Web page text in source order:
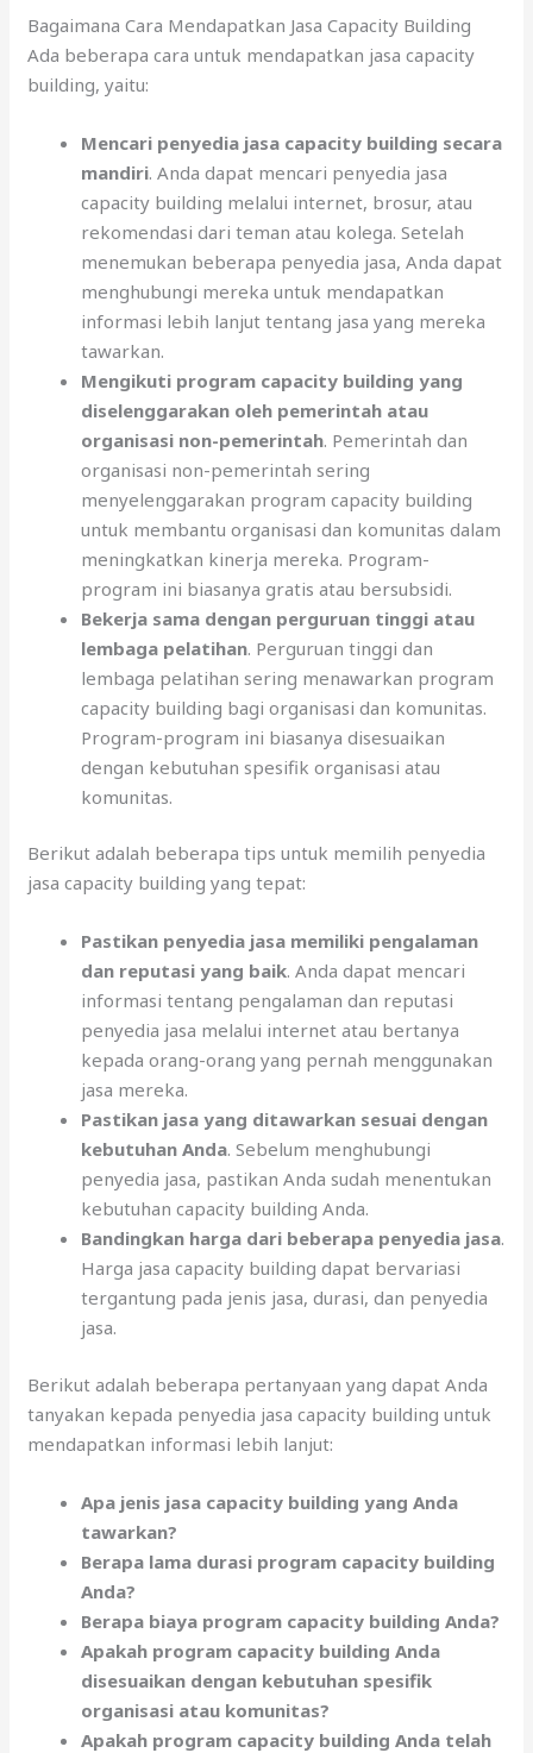
Bagaimana Cara Mendapatkan Jasa Capacity Building
Ada beberapa cara untuk mendapatkan jasa capacity
building, yaitu:
Mencari penyedia jasa capacity building secara
mandiri. Anda dapat mencari penyedia jasa
capacity building melalui internet, brosur, atau
rekomendasi dari teman atau kolega. Setelah
menemukan beberapa penyedia jasa, Anda dapat
menghubungi mereka untuk mendapatkan
informasi lebih lanjut tentang jasa yang mereka
tawarkan.
Mengikuti program capacity building yang
diselenggarakan oleh pemerintah atau
organisasi non-pemerintah. Pemerintah dan
organisasi non-pemerintah sering
menyelenggarakan program capacity building
untuk membantu organisasi dan komunitas dalam
meningkatkan kinerja mereka. Program-
program ini biasanya gratis atau bersubsidi.
Bekerja sama dengan perguruan tinggi atau
lembaga pelatihan. Perguruan tinggi dan
lembaga pelatihan sering menawarkan program
capacity building bagi organisasi dan komunitas.
Program-program ini biasanya disesuaikan
dengan kebutuhan spesifik organisasi atau
komunitas.
Berikut adalah beberapa tips untuk memilih penyedia
jasa capacity building yang tepat:
Pastikan penyedia jasa memiliki pengalaman
dan reputasi yang baik. Anda dapat mencari
informasi tentang pengalaman dan reputasi
penyedia jasa melalui internet atau bertanya
kepada orang-orang yang pernah menggunakan
jasa mereka.
Pastikan jasa yang ditawarkan sesuai dengan
kebutuhan Anda. Sebelum menghubungi
penyedia jasa, pastikan Anda sudah menentukan
kebutuhan capacity building Anda.
Bandingkan harga dari beberapa penyedia jasa.
Harga jasa capacity building dapat bervariasi
tergantung pada jenis jasa, durasi, dan penyedia
jasa.
Berikut adalah beberapa pertanyaan yang dapat Anda
tanyakan kepada penyedia jasa capacity building untuk
mendapatkan informasi lebih lanjut:
Apa jenis jasa capacity building yang Anda
tawarkan?
Berapa lama durasi program capacity building
Anda?
Berapa biaya program capacity building Anda?
Apakah program capacity building Anda
disesuaikan dengan kebutuhan spesifik
organisasi atau komunitas?
Apakah program capacity building Anda telah